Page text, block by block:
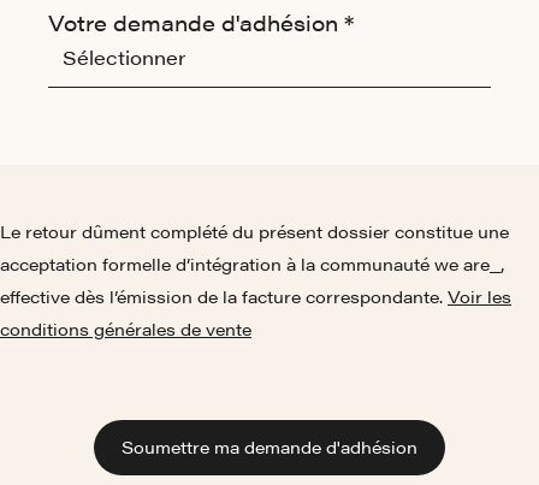
Type d'adhésion souhaitée
Votre demande d'adhésion *
Le retour dûment complété du présent dossier constitue une
acceptation formelle d’intégration à la communauté we are_,
effective dès l’émission de la facture correspondante. Voir les
conditions générales de vente
Soumettre ma demande d'adhésion